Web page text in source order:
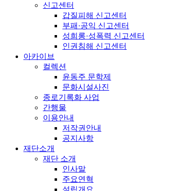
신고센터
갑질피해 신고센터
부패·공익 신고센터
성희롱·성폭력 신고센터
인권침해 신고센터
아카이브
컬렉션
윤동주 문학제
문화시설사진
종로기록화 사업
간행물
이용안내
저작권안내
공지사항
재단소개
재단 소개
인사말
주요연혁
설립개요